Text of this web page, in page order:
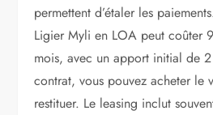
permettent d’étaler les
Ligier Myli en LOA peut coûter
mois, avec un apport initial de
contrat, vous pouvez acheter le
restituer. Le leasing inclut